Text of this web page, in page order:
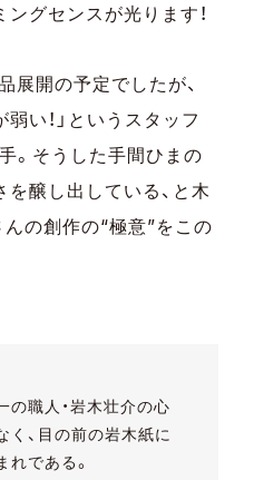
ングセンスが光ります！
展開の予定でしたが、
い！」というスタッフ
。そうした手間ひまの
を醸し出している、と木
んの創作の“極意”をこの
職人・岩木壮介の心
、目の前の岩木紙に
である。